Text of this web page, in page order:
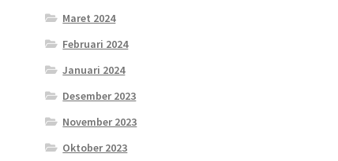
Maret 2024
Februari 2024
Januari 2024
Desember 2023
November 2023
Oktober 2023